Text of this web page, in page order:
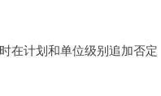
在计划和单位级别追加否定